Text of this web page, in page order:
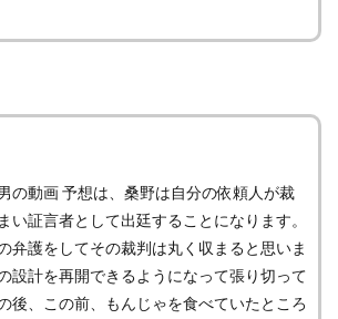
の動画 予想は、桑野は自分の依頼人が裁
い証言者として出廷することになります。
弁護をしてその裁判は丸く収まると思いま
設計を再開できるようになって張り切って
後、この前、もんじゃを食べていたところ